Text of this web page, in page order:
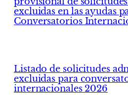
excluidas en las ayudas
Conversatorios
Listado de solicitudes
excluidas para
internacionales 2026